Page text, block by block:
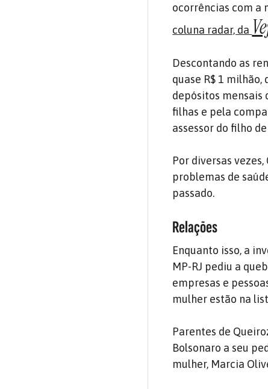
ocorrências com a
coluna radar, da
Descontando as
quase R$ 1
depósitos mensais
filhas e pela
assessor do filho
Por diversas
problemas de
passado.
Relações
Enquanto isso, a
MP-RJ pediu a
empresas e
mulher estão na
Parentes de
Bolsonaro a seu
mulher, Marcia